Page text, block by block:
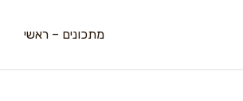
מתכונים – ראשי